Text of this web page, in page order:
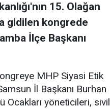
15. Olağan
gidilen kongrede
İlçe Başkanı
MHP Siyasi Etik
İl Başkanı Burhan
Ocakları yöneticileri, sivil